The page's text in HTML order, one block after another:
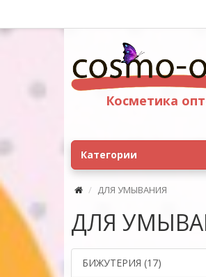
Косметика
Категории
ДЛЯ УМЫВАНИЯ
ДЛЯ
БИЖУТЕРИЯ (17)